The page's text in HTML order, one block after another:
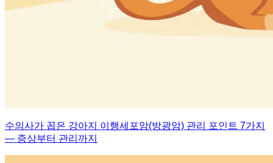
수의사가 꼽은 강아지 이행세포암(방광암) 관리 포인트 7가지
— 증상부터 관리까지